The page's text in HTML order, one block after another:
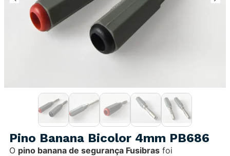
Pino Banana Bicolor 4mm PB686
O pino banana de segurança Fusibras foi